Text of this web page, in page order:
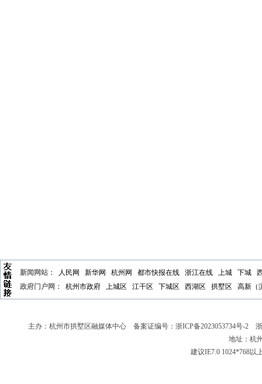
新闻网站： 人民网 新华网 杭州网 都市快报在线 浙江在线 上城 下城
政府门户网：
杭州市政府 上城区 江干区 下城区 西湖区 拱墅区 高新（
主办：杭州市拱墅区融媒体中心 备案证编号： 浙ICP备2023053734号-2 浙
地址：杭
建议IE7.0 1024*768